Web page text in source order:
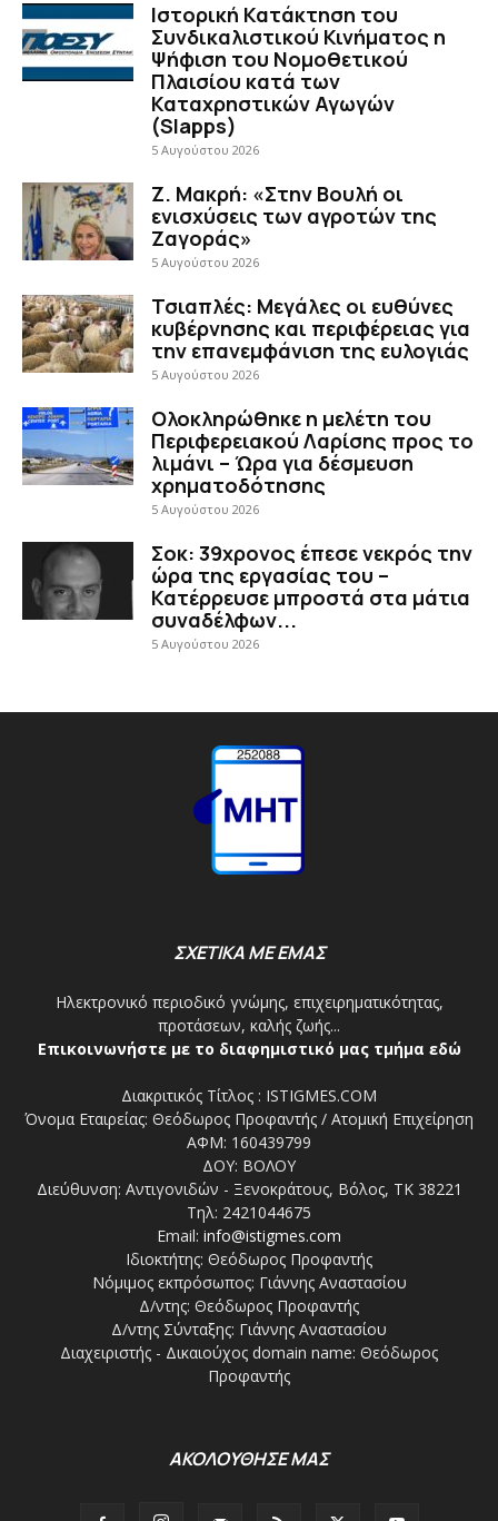
Ιστορική Κατάκτηση του
Συνδικαλιστικού Κινήματος η
Ψήφιση του Νομοθετικού
Πλαισίου κατά των
Καταχρηστικών Αγωγών
(Slapps)
5 Αυγούστου 2026
Ζ. Μακρή: «Στην Βουλή οι
ενισχύσεις των αγροτών της
Ζαγοράς»
5 Αυγούστου 2026
Τσιαπλές: Μεγάλες οι ευθύνες
κυβέρνησης και περιφέρειας για
την επανεμφάνιση της ευλογιάς
5 Αυγούστου 2026
Ολοκληρώθηκε η μελέτη του
Περιφερειακού Λαρίσης προς το
λιμάνι – Ώρα για δέσμευση
χρηματοδότησης
5 Αυγούστου 2026
Σοκ: 39χρονος έπεσε νεκρός την
ώρα της εργασίας του –
Κατέρρευσε μπροστά στα μάτια
συναδέλφων...
5 Αυγούστου 2026
ΣΧΕΤΙΚΑ ΜΕ ΕΜΑΣ
Ηλεκτρονικό περιοδικό γνώμης, επιχειρηματικότητας,
προτάσεων, καλής ζωής...
Επικοινωνήστε με το διαφημιστικό μας τμήμα εδώ
Διακριτικός Τίτλος : ISTIGMES.COM
Όνομα Εταιρείας: Θεόδωρος Προφαντής / Ατομική Επιχείρηση
ΑΦΜ: 160439799
ΔΟΥ: ΒΟΛΟΥ
Διεύθυνση: Αντιγονιδών - Ξενοκράτους, Βόλος, ΤΚ 38221
Τηλ: 2421044675
Email: info@istigmes.com
Ιδιοκτήτης: Θεόδωρος Προφαντής
Νόμιμος εκπρόσωπος: Γιάννης Αναστασίου
Δ/ντης: Θεόδωρος Προφαντής
Δ/ντης Σύνταξης: Γιάννης Αναστασίου
Διαχειριστής - Δικαιούχος domain name: Θεόδωρος
Προφαντής
ΑΚΟΛΟΥΘΗΣΕ ΜΑΣ